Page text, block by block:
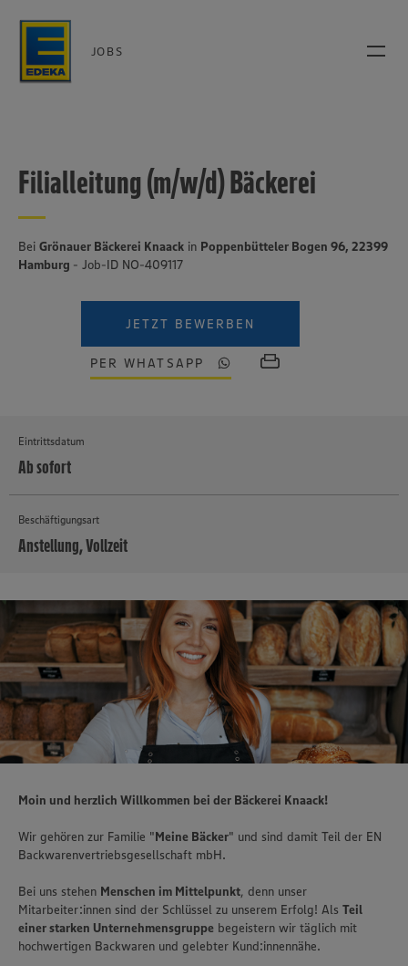
JOBS
Filialleitung (m/w/d) Bäckerei
Bei Grönauer Bäckerei Knaack in Poppenbütteler Bogen 96, 22399
Hamburg - Job-ID NO-409117
JETZT BEWERBEN
PER WHATSAPP
Eintrittsdatum
Ab sofort
Beschäftigungsart
Anstellung, Vollzeit
Moin und herzlich Willkommen bei der Bäckerei Knaack!
Wir gehören zur Familie "Meine Bäcker" und sind damit Teil der EN
Backwarenvertriebsgesellschaft mbH.
Bei uns stehen Menschen im Mittelpunkt, denn unser
Mitarbeiter:innen sind der Schlüssel zu unserem Erfolg! Als Teil
einer starken Unternehmensgruppe begeistern wir täglich mit
hochwertigen Backwaren und gelebter Kund:innennähe.